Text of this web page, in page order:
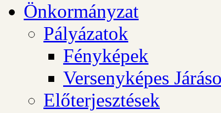
Önkormányzat
Pályázatok
Fényképek
Versenyképes
Előterjesztések